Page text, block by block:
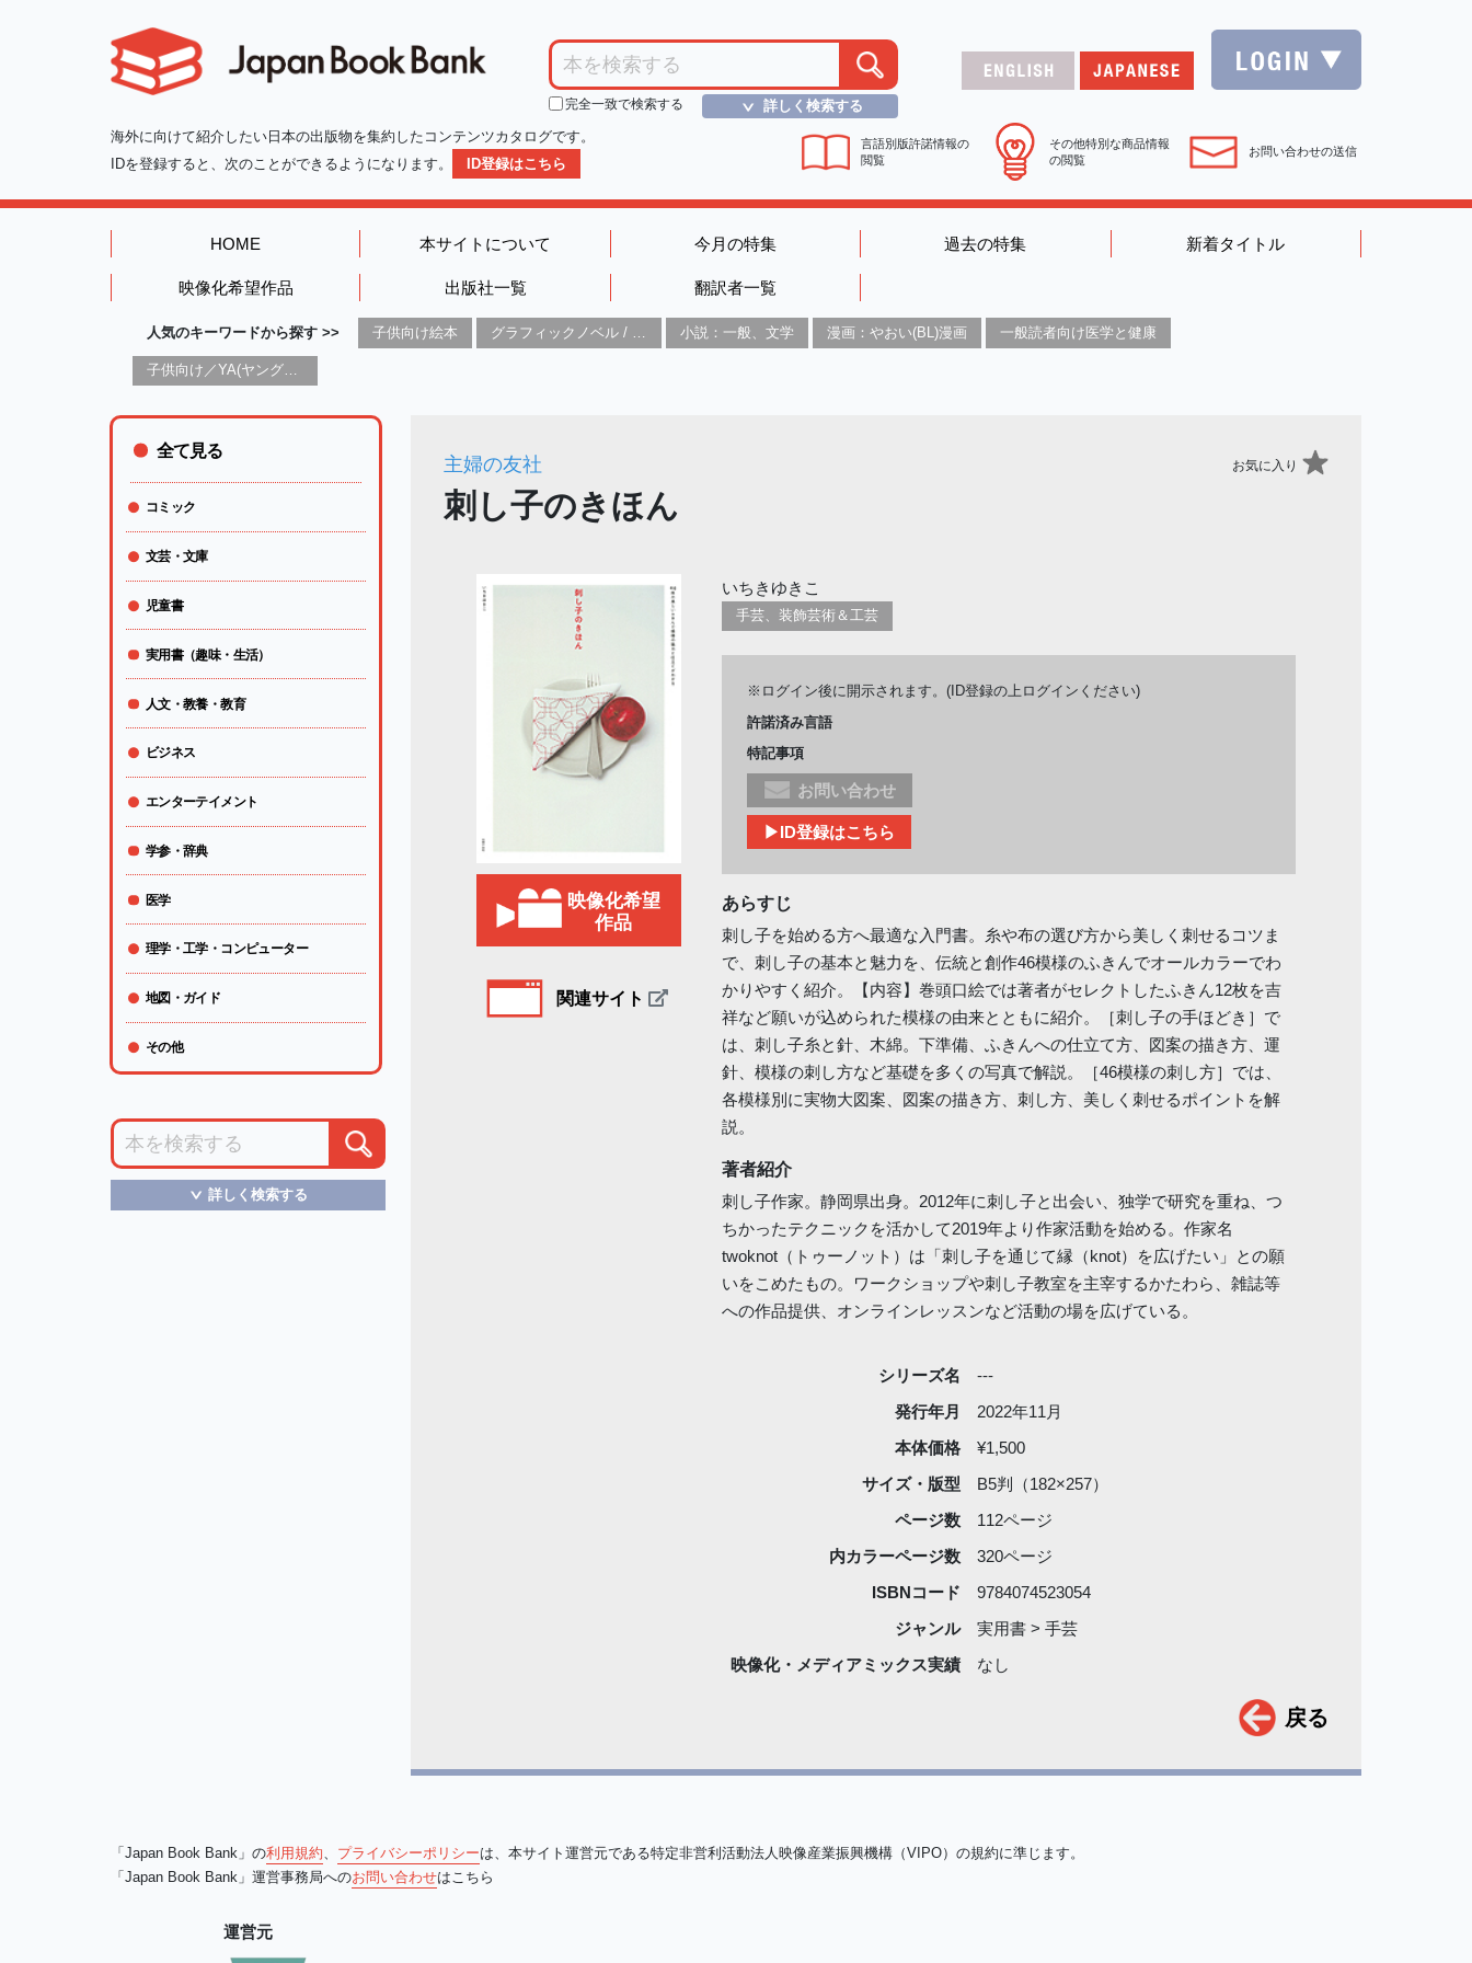
完全一致で検索する ＞
詳しく検索する
海外に向けて紹介したい日本の出版物を集約したコンテンツカタログです。
IDを登録すると、次のことができるようになります。
ID登録はこちら
言語別版許諾情報の
閲覧
その他特別な商品情報
の閲覧
お問い合わせの送信
HOME 本サイトについて 今月の特集 過去の特集 新着タイトル
映像化希望作品 出版社一覧 翻訳者一覧
人気のキーワードから探す >> 子供向け絵本 小説：一般、文学 漫画：やおい(BL)漫画 一般読者向け医学と健康
子供向け／YA(ヤングアダルト)向け一般：芸術&芸術家
主婦の友社 お気に入り
刺し子のきほん
映像化希望
作品
関連サイト
いちきゆきこ
手芸、装飾芸術＆工芸
※ログイン後に開示されます。(ID登録の上ログインください)
許諾済み言語
特記事項
お問い合わせ
▶ID登録はこちら
あらすじ
刺し子を始める方へ最適な入門書。糸や布の選び方から美しく刺せるコツま
で、刺し子の基本と魅力を、伝統と創作46模様のふきんでオールカラーでわ
かりやすく紹介。【内容】巻頭口絵では著者がセレクトしたふきん12枚を吉
祥など願いが込められた模様の由来とともに紹介。［刺し子の手ほどき］で
は、刺し子糸と針、木綿。下準備、ふきんへの仕立て方、図案の描き方、運
針、模様の刺し方など基礎を多くの写真で解説。［46模様の刺し方］では、
各模様別に実物大図案、図案の描き方、刺し方、美しく刺せるポイントを解
説。
著者紹介
刺し子作家。静岡県出身。2012年に刺し子と出会い、独学で研究を重ね、つ
ちかったテクニックを活かして2019年より作家活動を始める。作家名
twoknot（トゥーノット）は「刺し子を通じて縁（knot）を広げたい」との願
いをこめたもの。ワークショップや刺し子教室を主宰するかたわら、雑誌等
への作品提供、オンラインレッスンなど活動の場を広げている。
シリーズ名
---
発行年月
2022年11月
本体価格
¥1,500
サイズ・版型
B5判（182×257）
ページ数
112ページ
内カラーページ数
320ページ
ISBNコード
9784074523054
ジャンル
実用書 > 手芸
映像化・ メディアミックス実績 なし
戻る
全て見る
コミック
文芸・文庫
児童書
実用書（趣味・生活）
人文・教養・教育
ビジネス
エンターテイメント
学参・辞典
医学
理学・工学・コンピューター
地図・ガイド
その他
＞詳しく検索する
「Japan Book Bank」の利用規約 プライバシーポリシーは、本サイト運営元である特定非営利活動法人映像産業振興機構（VIPO）の規約に準じます。
「Japan Book Bank」運営事務局へのお問い合わせはこちら
運営元